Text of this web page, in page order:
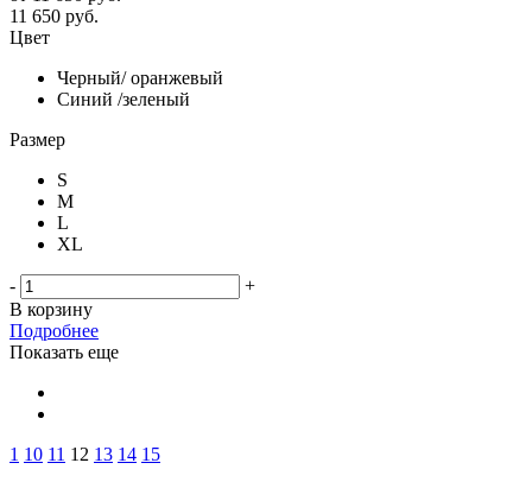
11 650 руб.
Цвет
Черный/ оранжевый
Синий /зеленый
Размер
S
M
L
XL
-
+
В корзину
Подробнее
Показать еще
1 10 11 12 13 14 15